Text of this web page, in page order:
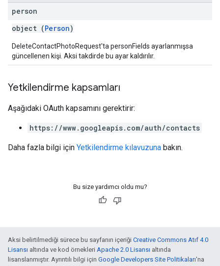
person
object (Person)
DeleteContactPhotoRequest'ta personFields ayarlanmışsa
güncellenen kişi. Aksi takdirde bu ayar kaldırılır.
Yetkilendirme kapsamları
Aşağıdaki OAuth kapsamını gerektirir:
https://www.googleapis.com/auth/contacts
Daha fazla bilgi için Yetkilendirme kılavuzuna bakın.
Bu size yardımcı oldu mu?
Aksi belirtilmediği sürece bu sayfanın içeriği Creative Commons Atıf 4.0
Lisansı altında ve kod örnekleri Apache 2.0 Lisansı altında
lisanslanmıştır. Ayrıntılı bilgi için Google Developers Site Politikaları'na